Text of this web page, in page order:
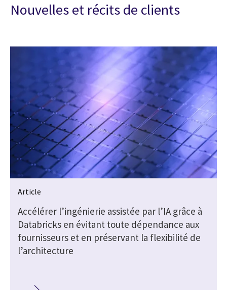
Nouvelles et récits de clients
Article
Accélérer l’ingénierie assistée par l’IA grâce à
Databricks en évitant toute dépendance aux
fournisseurs et en préservant la flexibilité de
l’architecture